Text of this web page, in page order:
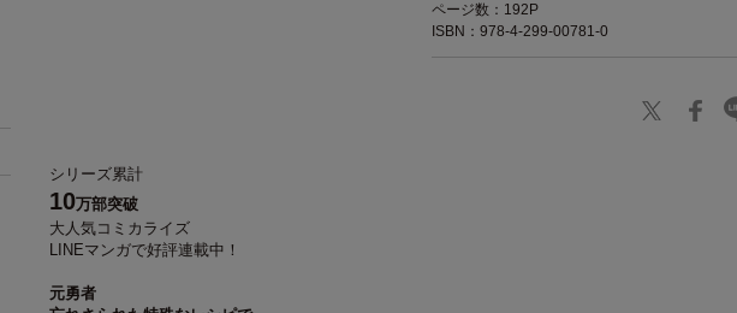
ページ数：192P
ISBN：978-4-299-00781-0
シリーズ累計
10万部突破
大人気コミカライズ
LINEマンガで好評連載中！
元勇者